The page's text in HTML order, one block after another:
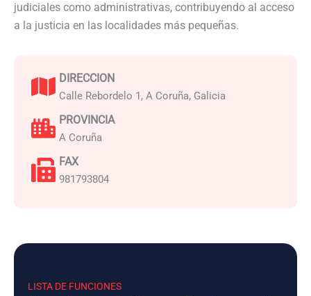
judiciales como administrativas, contribuyendo al acceso
a la justicia en las localidades más pequeñas.
DIRECCION
Calle Rebordelo 1, A Coruña, Galicia
PROVINCIA
A Coruña
FAX
981793804
LISTA DE FUNCIONES